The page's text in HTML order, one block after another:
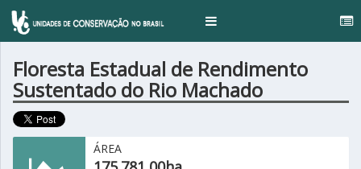
Toggle
Floresta Estadual de Rendimento
Sustentado do Rio Machado
ÁREA